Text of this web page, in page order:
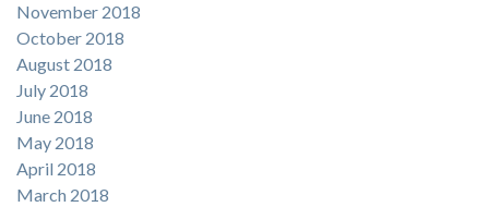
November 2018
October 2018
August 2018
July 2018
June 2018
May 2018
April 2018
March 2018